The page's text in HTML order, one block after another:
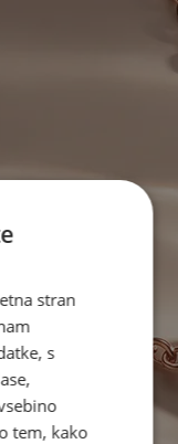
stran
s
tem, kako